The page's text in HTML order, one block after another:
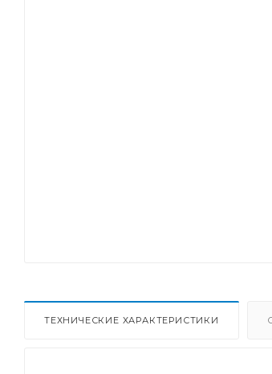
ТЕХНИЧЕСКИЕ ХАРАКТЕРИСТИКИ